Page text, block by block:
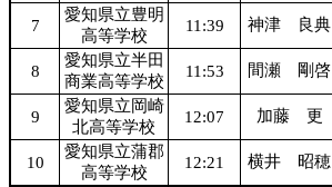
7
愛知県立豊明
高等学校
11:39 神津 良典
8
愛知県立半田
商業高等学校
11:53 間瀬 剛啓
9
愛知県立岡崎
北高等学校
12:07 加藤 更
10
愛知県立蒲郡
高等学校
12:21 横井 昭穂